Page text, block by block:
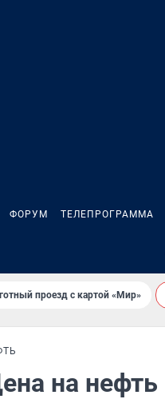
ФОРУМ ТЕЛЕПРОГРАММА
проезд с картой «Мир»
на нефть